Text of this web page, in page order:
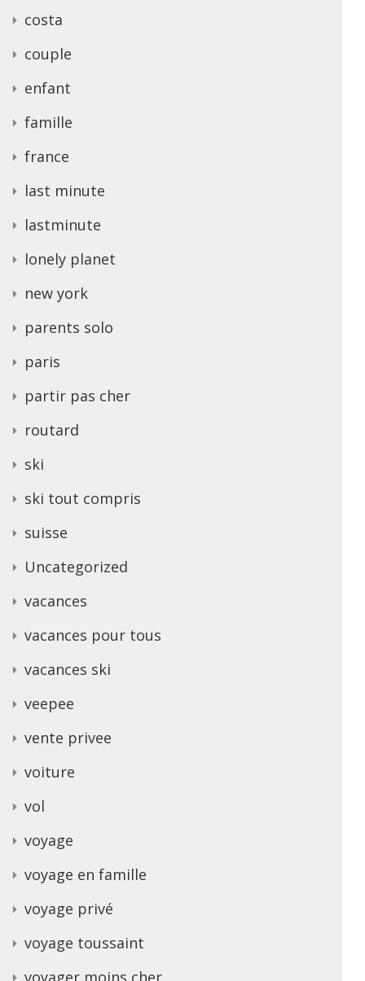
costa
couple
enfant
famille
france
last minute
lastminute
lonely planet
new york
parents solo
paris
partir pas cher
routard
ski
ski tout compris
suisse
Uncategorized
vacances
vacances pour tous
vacances ski
veepee
vente privee
voiture
vol
voyage
voyage en famille
voyage privé
voyage toussaint
voyager moins cher